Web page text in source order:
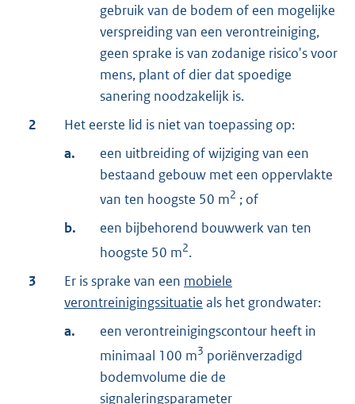
gebruik van de bodem of een mogelijke
verspreiding van een verontreiniging,
geen sprake is van zodanige risico's voor
mens, plant of dier dat spoedige
sanering noodzakelijk is.
2
Het eerste lid is niet van toepassing op:
a.
een uitbreiding of wijziging van een
bestaand gebouw met een oppervlakte
van ten hoogste 50 m2 ; of
b.
een bijbehorend bouwwerk van ten
hoogste 50 m2.
3
Er is sprake van een mobiele
verontreinigingssituatie als het grondwater:
a.
een verontreinigingscontour heeft in
minimaal 100 m3 poriënverzadigd
bodemvolume die de
signaleringsparameter